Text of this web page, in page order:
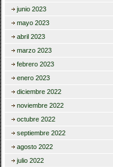
junio 2023
mayo 2023
abril 2023
marzo 2023
febrero 2023
enero 2023
diciembre 2022
noviembre 2022
octubre 2022
septiembre 2022
agosto 2022
julio 2022